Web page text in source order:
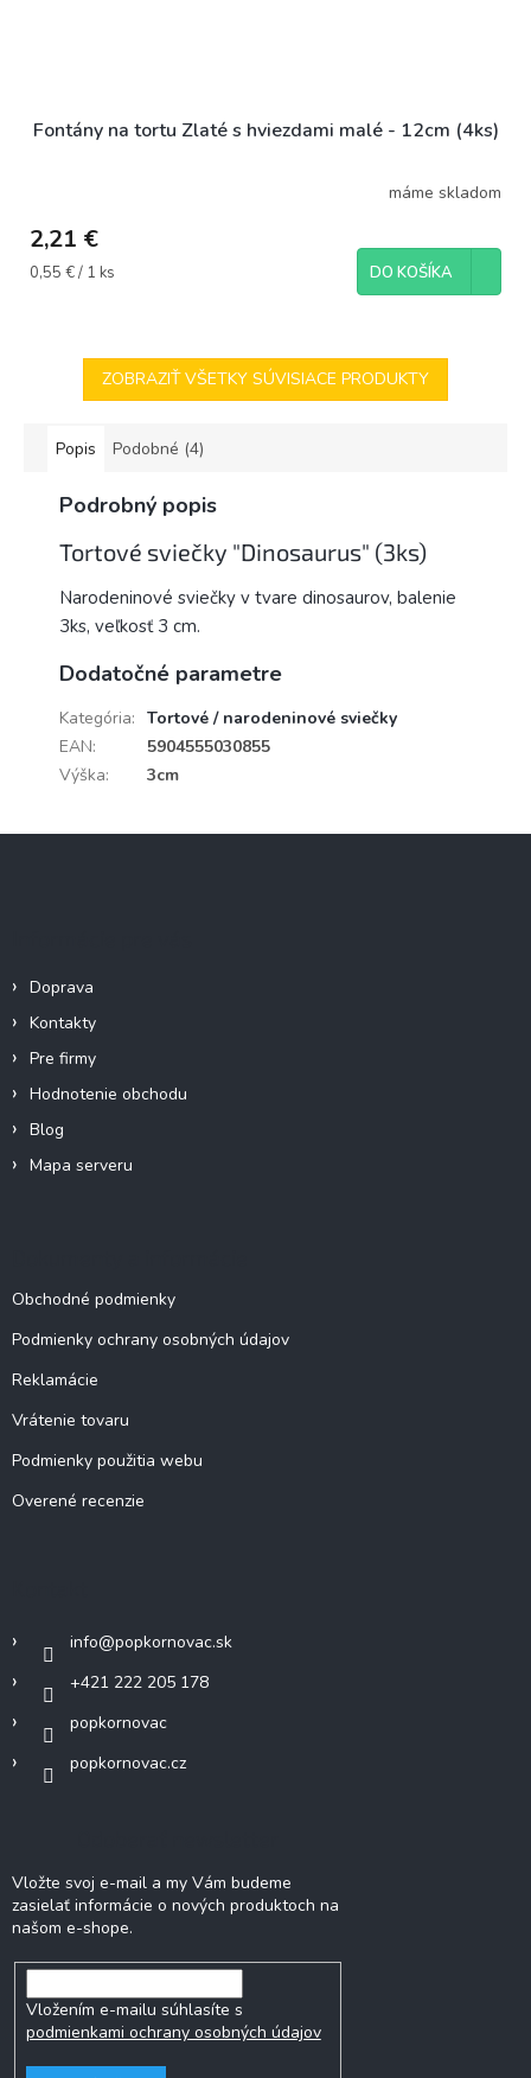
Fontány na tortu Zlaté s hviezdami malé - 12cm (4ks)
máme skladom
2,21 €
Jednotková
0,55 € / 1 ks DO KOŠÍKA
ZOBRAZIŤ VŠETKY SÚVISIACE PRODUKTY
Popis Podobné (4)
Podrobný popis
Tortové sviečky "Dinosaurus" (3ks)
Narodeninové sviečky v tvare dinosaurov, balenie
3ks, veľkosť 3 cm.
Dodatočné parametre
Kategória: Tortové / narodeninové sviečky
EAN:
5904555030855
Výška: 3cm
Doprava
Kontakty
Pre firmy
Hodnotenie obchodu
Blog
Mapa serveru
Obchodné podmienky
Podmienky ochrany osobných údajov
Reklamácie
Vrátenie tovaru
Podmienky použitia webu
Overené recenzie
info@popkornovac.sk
+421 222 205 178
popkornovac
popkornovac.cz
Vložte svoj e-mail a my Vám budeme
zasielať informácie o nových produktoch na
našom e-shope.
Vložením e-mailu súhlasíte s
podmienkami ochrany osobných údajov